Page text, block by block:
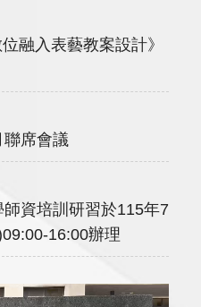
融入表藝教案設計》
席會議
資培訓研習於115年7
16:00辦理